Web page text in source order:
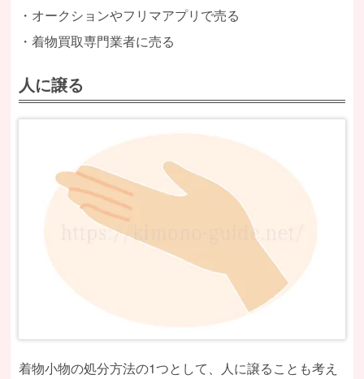
・オークションやフリマアプリで売る
・着物買取専門業者に売る
人に譲る
着物小物の処分方法の1つとして、人に譲ることも考え